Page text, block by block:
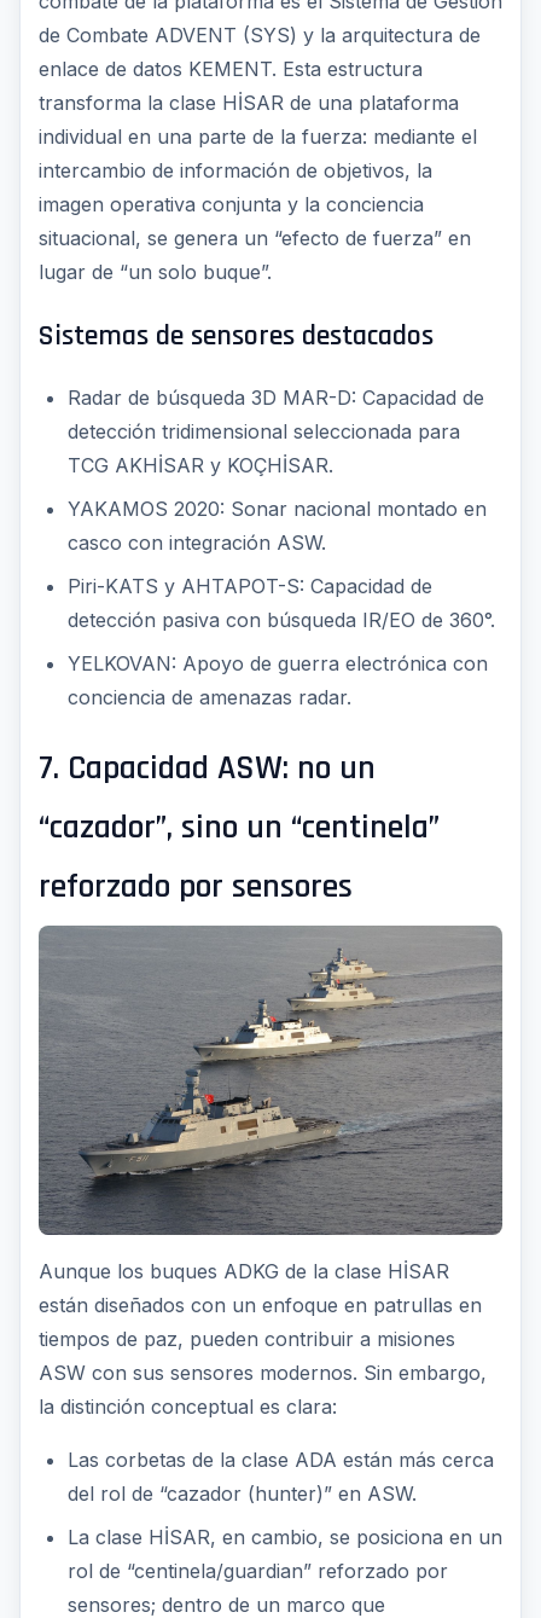
de Combate ADVENT (SYS) y la arquitectura de
enlace de datos KEMENT. Esta estructura
transforma la clase HİSAR de una plataforma
individual en una parte de la fuerza: mediante el
intercambio de información de objetivos, la
imagen operativa conjunta y la conciencia
situacional, se genera un “efecto de fuerza” en
lugar de “un solo buque”.
Sistemas de sensores destacados
Radar de búsqueda 3D MAR-D: Capacidad de
detección tridimensional seleccionada para
TCG AKHİSAR y KOÇHİSAR.
YAKAMOS 2020: Sonar nacional montado en
casco con integración ASW.
Piri-KATS y AHTAPOT-S: Capacidad de
detección pasiva con búsqueda IR/EO de 360°.
YELKOVAN: Apoyo de guerra electrónica con
conciencia de amenazas radar.
7. Capacidad ASW: no un
“cazador”, sino un “centinela”
reforzado por sensores
Aunque los buques ADKG de la clase HİSAR
están diseñados con un enfoque en patrullas en
tiempos de paz, pueden contribuir a misiones
ASW con sus sensores modernos. Sin embargo,
la distinción conceptual es clara:
Las corbetas de la clase ADA están más cerca
del rol de “cazador (hunter)” en ASW.
La clase HİSAR, en cambio, se posiciona en un
rol de “centinela/guardian” reforzado por
sensores; dentro de un marco que